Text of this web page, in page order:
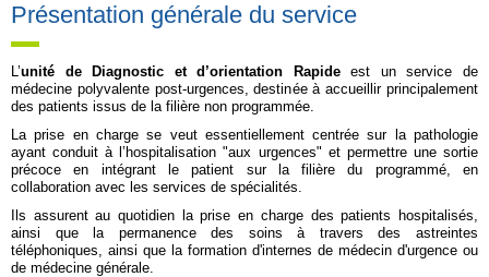
Présentation générale du service
L’unité de Diagnostic et d’orientation Rapideest un service de
médecine polyvalente post-urgences, destinée à accueillir principalement
des patients issus de la filière non programmée.
La prise en charge se veut essentiellement centrée sur la pathologie
ayant conduit à l’hospitalisation "aux urgences" et permettre une sortie
précoce en intégrant le patient sur la filière du programmé, en
collaboration avec les services de spécialités.
Ils assurent au quotidien la prise en charge des patients hospitalisés,
ainsi que la permanence des soins à travers des astreintes
téléphoniques, ainsi que la formation d'internes de médecin d'urgence ou
de médecine générale.